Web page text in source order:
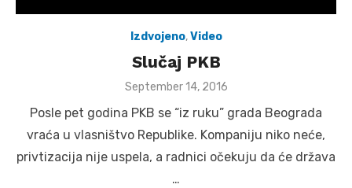
Izdvojeno,Video
Slučaj PKB
Posted
September 14, 2016
Posle pet godina PKB se “iz ruku” grada Beograda
vraća u vlasništvo Republike. Kompaniju niko neće,
privtizacija nije uspela, a radnici očekuju da će država
…